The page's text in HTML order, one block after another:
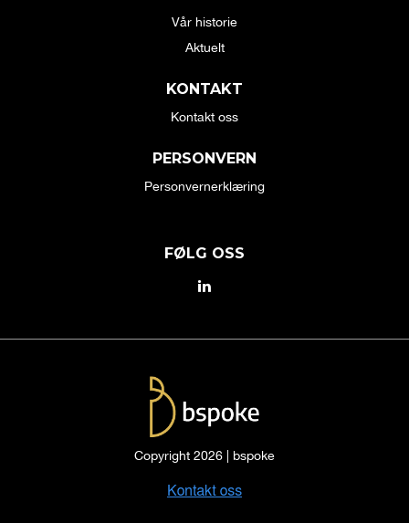
Vår historie
Aktuelt
KONTAKT
Kontakt oss
PERSONVERN
Personvernerklæring
FØLG OSS
Copyright 2026 | bspoke